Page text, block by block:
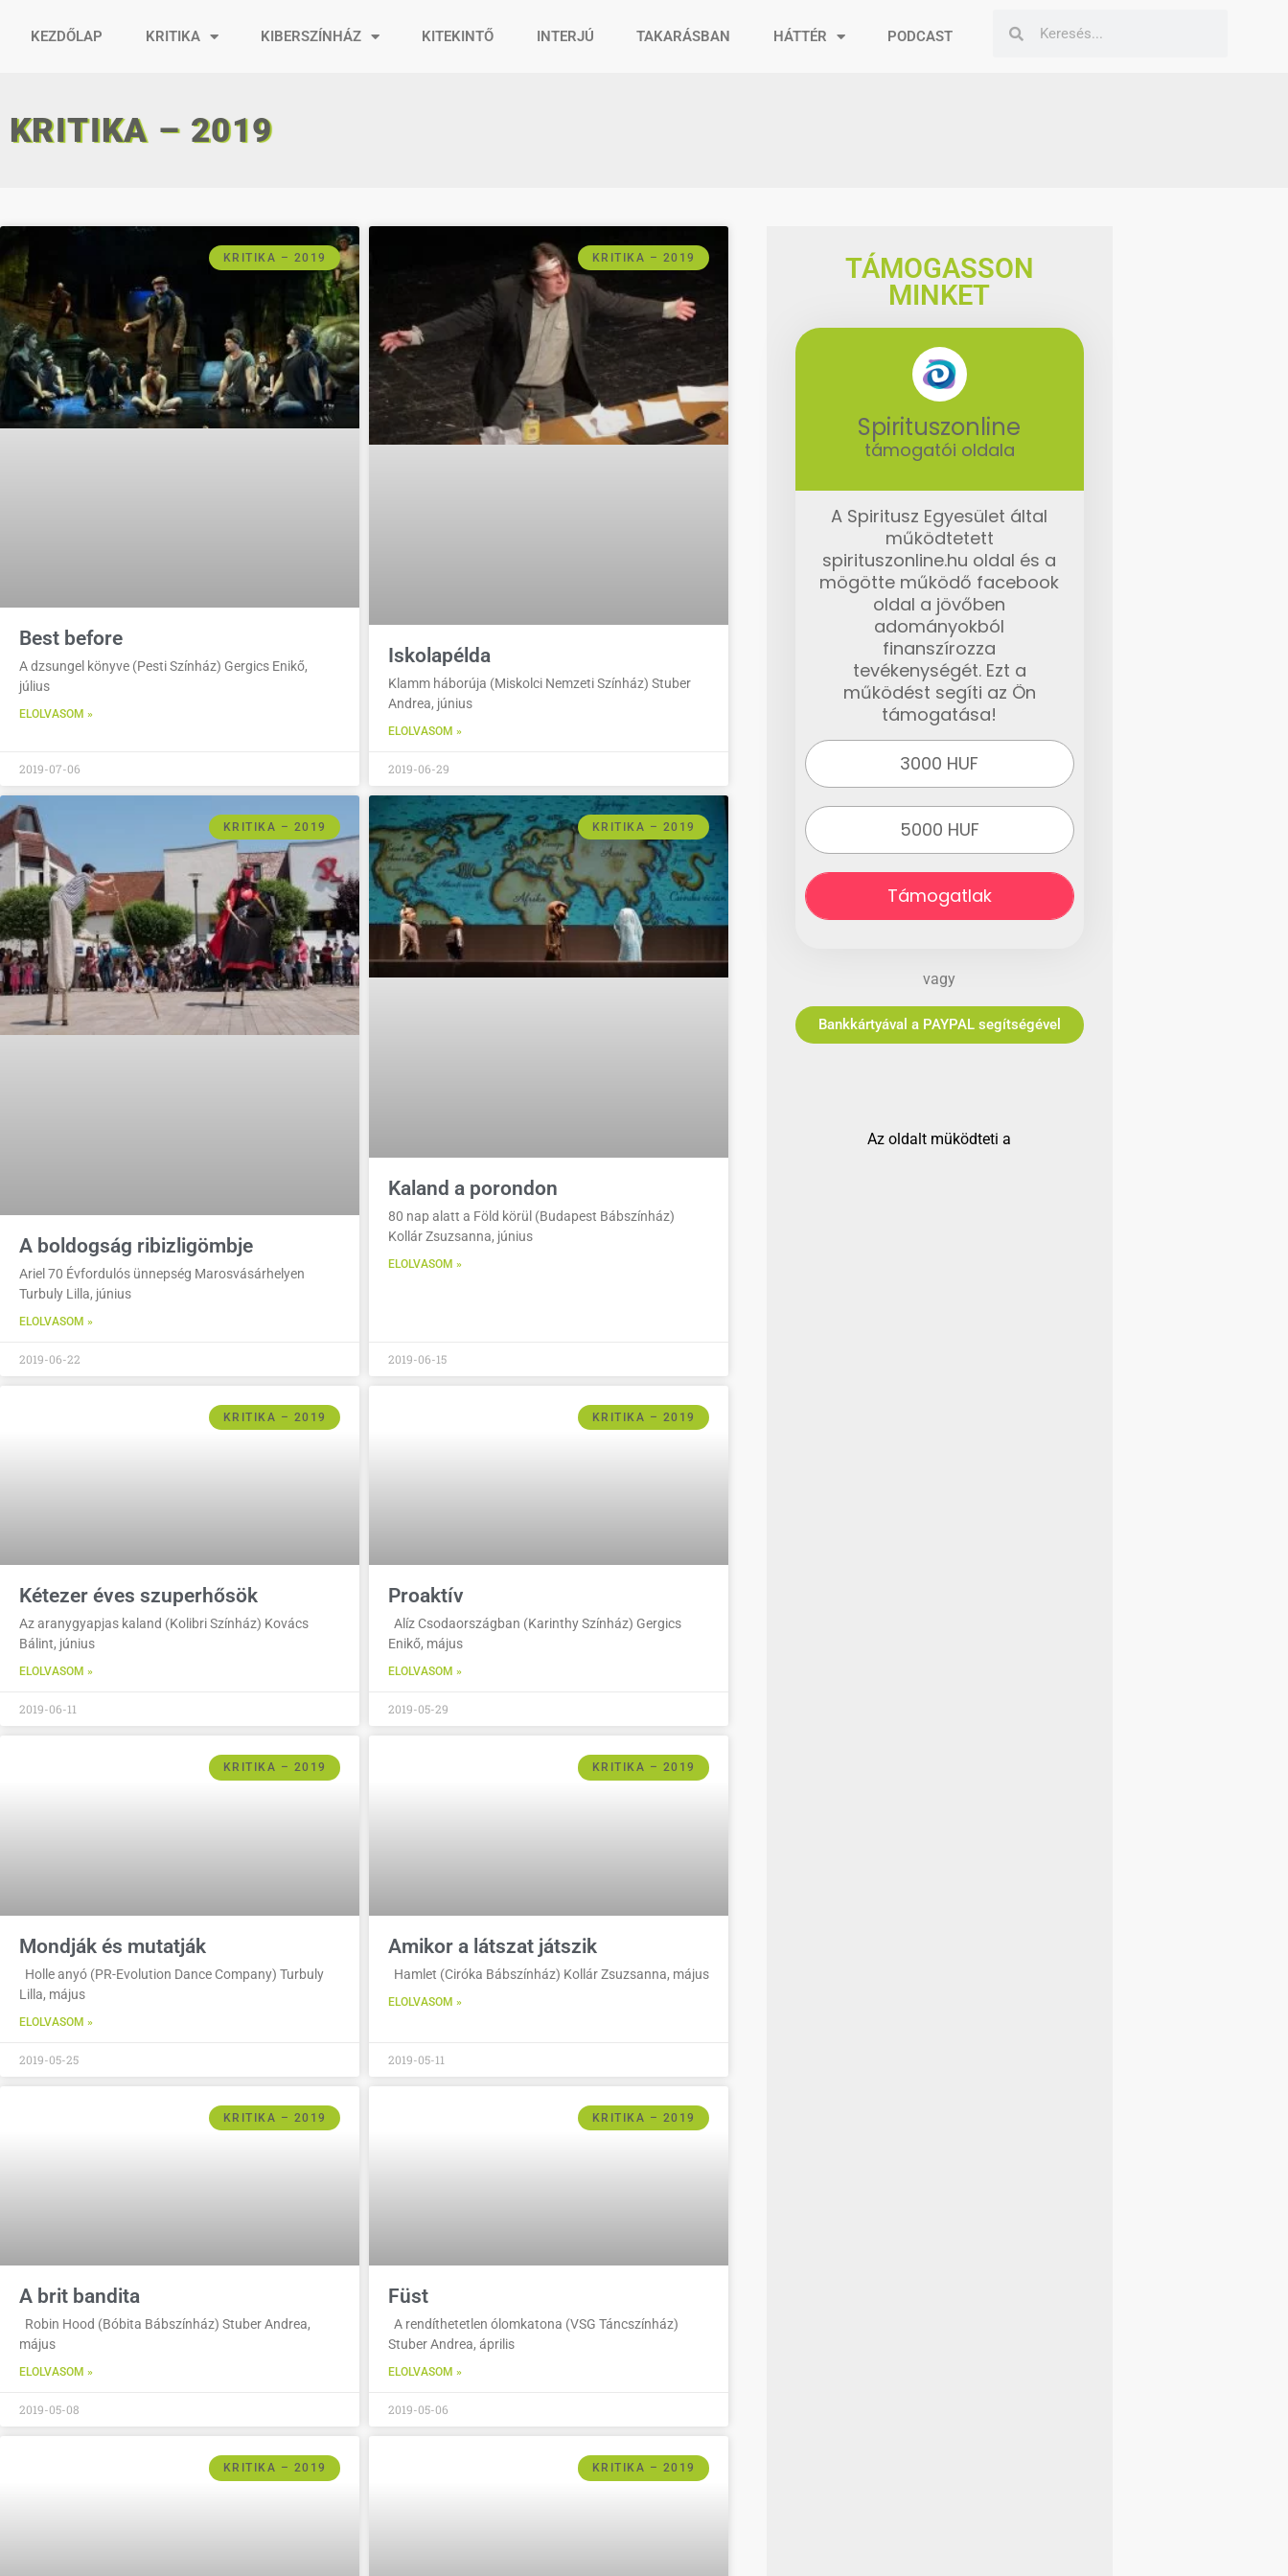
KEZDŐLAP KRITIKA KIBERSZÍNHÁZ KITEKINTŐ INTERJÚ TAKARÁSBAN HÁTTÉR PODCAST
KRITIKA – 2019
KRITIKA – 2019
Best before
A dzsungel könyve (Pesti Színház) Gergics Enikő,
július
ELOLVASOM »
2019-07-06
KRITIKA – 2019
Iskolapélda
Klamm háborúja (Miskolci Nemzeti Színház) Stuber
Andrea, június
ELOLVASOM »
2019-06-29
KRITIKA – 2019
A boldogság ribizligömbje
Ariel 70 Évfordulós ünnepség Marosvásárhelyen
Turbuly Lilla, június
ELOLVASOM »
2019-06-22
KRITIKA – 2019
Kaland a porondon
80 nap alatt a Föld körül (Budapest Bábszínház)
Kollár Zsuzsanna, június
ELOLVASOM »
2019-06-15
KRITIKA – 2019
Kétezer éves szuperhősök
Az aranygyapjas kaland (Kolibri Színház) Kovács
Bálint, június
ELOLVASOM »
2019-06-11
KRITIKA – 2019
Proaktív
Alíz Csodaországban (Karinthy Színház) Gergics
Enikő, május
ELOLVASOM »
2019-05-29
KRITIKA – 2019
Mondják és mutatják
Holle anyó (PR-Evolution Dance Company) Turbuly
Lilla, május
ELOLVASOM »
2019-05-25
KRITIKA – 2019
Amikor a látszat játszik
Hamlet (Ciróka Bábszínház) Kollár Zsuzsanna, május
ELOLVASOM »
2019-05-11
KRITIKA – 2019
A brit bandita
Robin Hood (Bóbita Bábszínház) Stuber Andrea,
május
ELOLVASOM »
2019-05-08
KRITIKA – 2019
Füst
A rendíthetetlen ólomkatona (VSG Táncszínház)
Stuber Andrea, április
ELOLVASOM »
2019-05-06
KRITIKA – 2019 KRITIKA – 2019
TÁMOGASSON
MINKET
Spirituszonline
támogatói oldala
A Spiritusz Egyesület által
működtetett
spirituszonline.hu oldal és a
mögötte működő facebook
oldal a jövőben
adományokból
finanszírozza
tevékenységét. Ezt a
működést segíti az Ön
támogatása!
3000 HUF
5000 HUF
Támogatlak
vagy
Bankkártyával a PAYPAL segítségével
Az oldalt müködteti a